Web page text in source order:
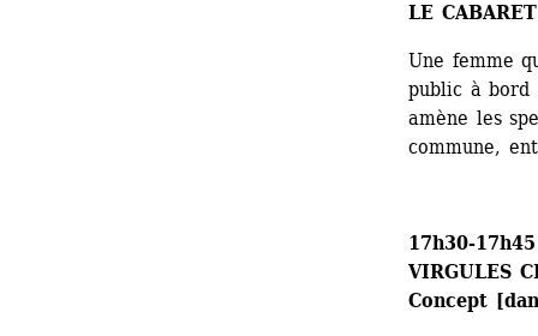
LE
Une femme
public à bord
amène les
commune,
17h30-
VIRGULES
Concept